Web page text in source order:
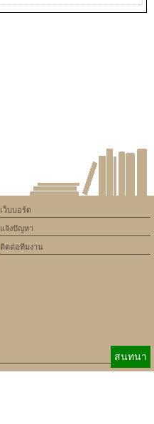
เว็บบอร์ด
แจ้งปัญหา
ติดต่อทีมงาน
สนทนา